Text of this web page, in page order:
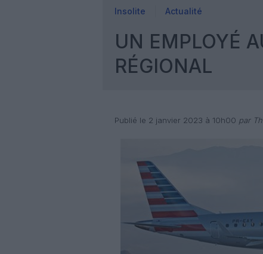
Insolite Actualité
UN EMPLOYÉ
RÉGIONAL
Publié le 2 janvier 2023 à 10h00 par